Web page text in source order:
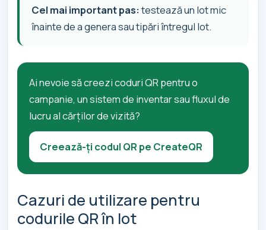
Cel mai important pas:testează un lot mic
înainte de a genera sau tipări întregul lot.
Ai nevoie să creezi coduri QR pentru o
campanie, un sistem de inventar sau fluxul de
lucru al cărților de vizită?
Creează-ți codul QR pe CreateQR
Cazuri de utilizare pentru
codurile QR în lot